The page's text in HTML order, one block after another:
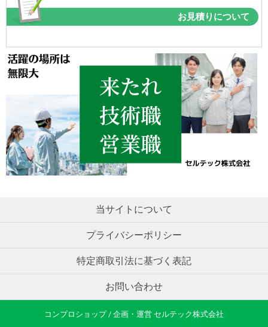
お見積りについて
当サイトについて
プライバシーポリシー
特定商取引法に基づく表記
お問い合わせ
コンプロショップ / 企画・運営 セルテック株式会社